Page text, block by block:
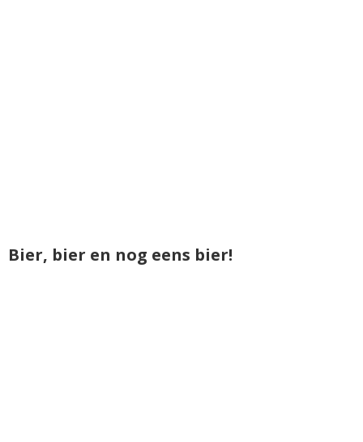
Bier, bier en nog eens bier!